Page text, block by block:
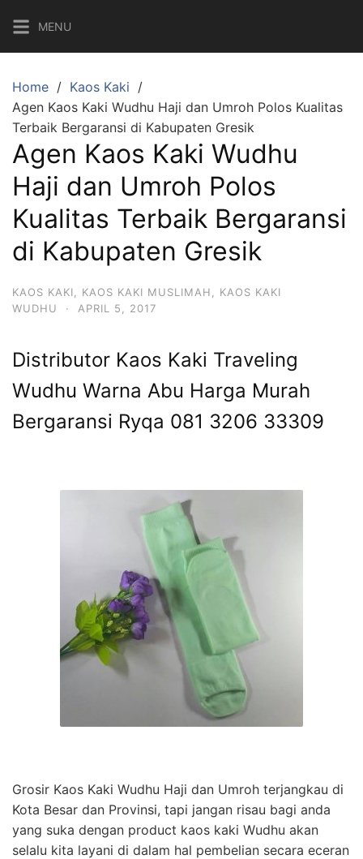
content
MENU
Home
Kaos Kaki
Agen Kaos Kaki Wudhu Haji dan Umroh Polos Kualitas
Terbaik Bergaransi di Kabupaten Gresik
Agen Kaos Kaki Wudhu
Haji dan Umroh Polos
Kualitas Terbaik Bergaransi
di Kabupaten Gresik
KAOS KAKI KAOS KAKI MUSLIMAH
KAOS KAKI
WUDHU
· APRIL 5, 2017
Distributor Kaos Kaki Traveling
Wudhu Warna Abu Harga Murah
Bergaransi Ryqa 081 3206 33309
Grosir Kaos Kaki Wudhu Haji dan Umroh terjangkau di
Kota Besar dan Provinsi, tapi jangan risau bagi anda
yang suka dengan product kaos kaki Wudhu akan
selalu kita layani di dalam hal pembelian secara eceran